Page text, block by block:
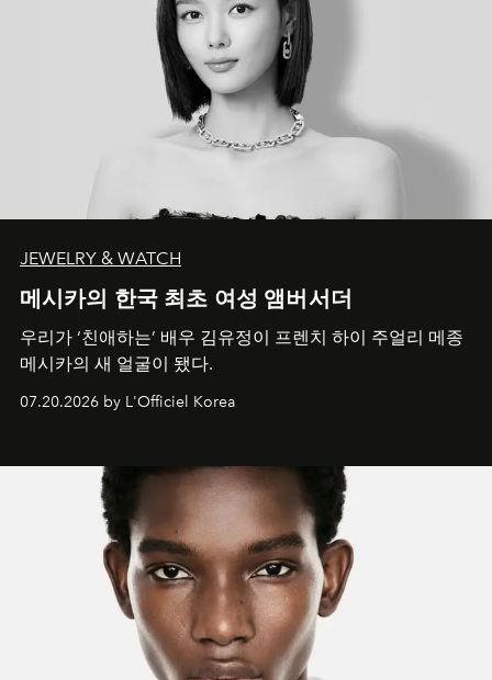
JEWELRY & WATCH
메시카의 한국 최초 여성 앰버서더
우리가 ‘친애하는’ 배우 김유정이 프렌치 하이 주얼리 메종
메시카의 새 얼굴이 됐다.
07.20.2026 by L'Officiel Korea